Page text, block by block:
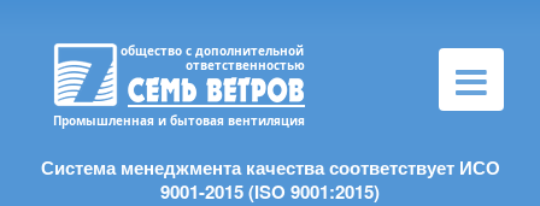
Система менеджмента качества соответствует ИСО
9001-2015 (ISO 9001:2015)